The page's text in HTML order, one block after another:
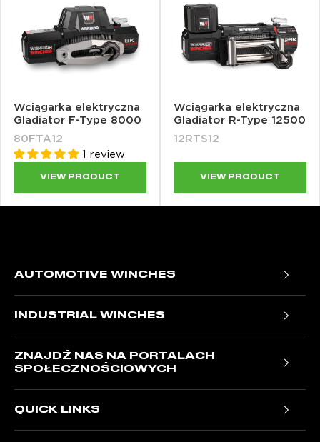
Wciągarka elektryczna
Gladiator F-Type 8000
80FTA12
1 review
VIEW PRODUCT
Wciągarka elektryczna
Gladiator R-Type 12500
12RTS12
VIEW PRODUCT
AUTOMOTIVE WINCHES
Stealth Winches
Samurai Winches
Gladiator Winches
INDUSTRIAL WINCHES
NH Hydraulic Winches
JR Hydraulic Winches
ZNAJDŹ NAS NA PORTALACH
SPOŁECZNOŚCIOWYCH
Instagram
QUICK LINKS